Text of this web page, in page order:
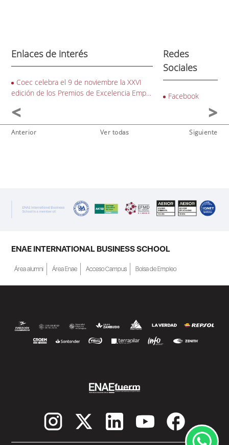
Enlaces de interés
Coec celebra el 9 de noviembre la XXVI
edición de los Premios de Excelencia Emp…
Redes
Sociales
Facebook
Anterior Ver todas Siguiente
ENAE INTERNATIONAL BUSINESS SCHOOL
Área alumni Área Enae Acceso Campus Bolsa de Empleo